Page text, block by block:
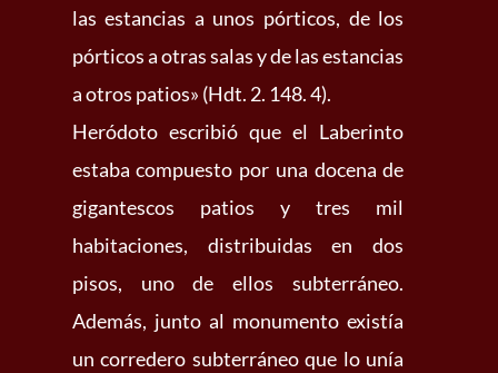
las estancias a unos pórticos, de los
pórticos a otras salas y de las estancias
a otros patios» (Hdt. 2. 148. 4).
Heródoto escribió que el Laberinto
estaba compuesto por una docena de
gigantescos patios y tres mil
habitaciones, distribuidas en dos
pisos, uno de ellos subterráneo.
Además, junto al monumento existía
un corredero subterráneo que lo unía